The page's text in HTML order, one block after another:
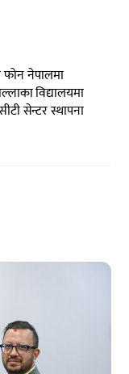
फोन नेपालमा
विद्यालयमा
सेन्टर स्थापना